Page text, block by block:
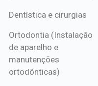
Dentística e cirurgias
Ortodontia (Instalação
de aparelho e
manutenções
ortodônticas)